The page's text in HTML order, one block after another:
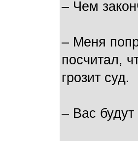
– Чем
– Меня
посчитал,
грозит суд.
– Вас